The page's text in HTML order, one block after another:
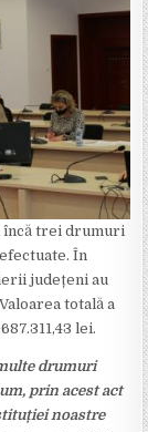
încă trei drumuri
În
județeni au
totală a
lei.
drumuri
prin acest act
noastre